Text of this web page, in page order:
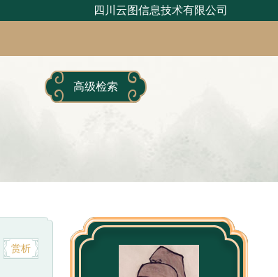
四川云图信息技术有限公司
高级检索
赏析